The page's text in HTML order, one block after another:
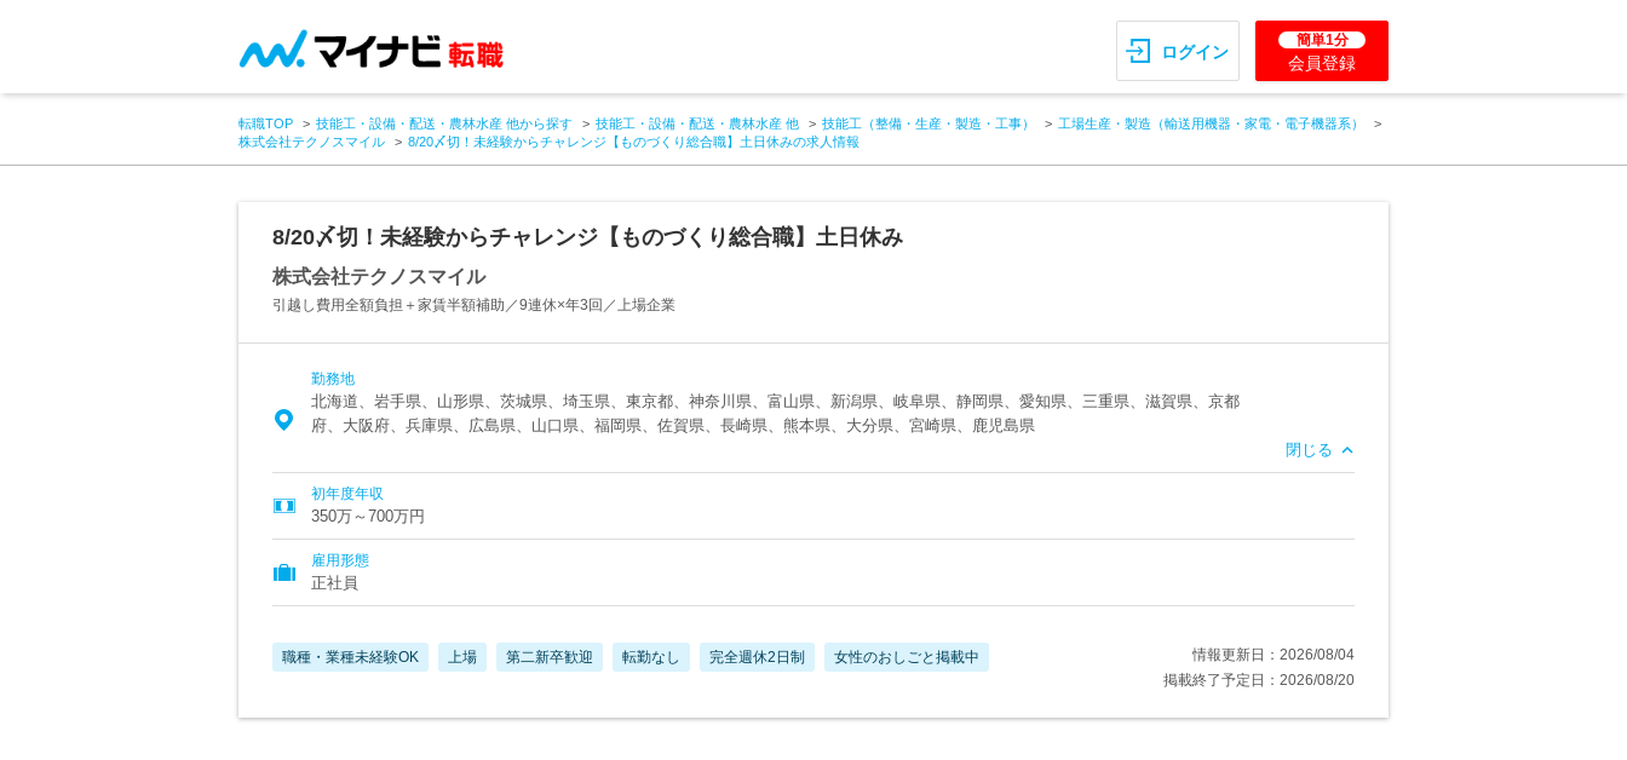
ログイン
簡単1分
会員登録
転職TOP 技能工・設備・配送・農林水産 他から探す 技能工・設備・配送・農林水産 他 技能工（整備・生産・製造・工事）
工場生産・製造（輸送用機器・家電・電子機器系）
株式会社テクノスマイル
8/20〆切！未経験からチャレンジ【ものづくり総合職】土日休みの求人情報
8/20〆切！未経験からチャレンジ【ものづくり総合職】土日休み
株式会社テクノスマイル
引越し費用全額負担＋家賃半額補助／9連休×年3回／上場企業
勤務地
北海道、岩手県、山形県、茨城県、埼玉県、東京都、神奈川県、富山県、新潟県、岐阜県、静岡県、愛知県、三重県、滋賀県、京都
府、大阪府、兵庫県、広島県、山口県、福岡県、佐賀県、長崎県、熊本県、大分県、宮崎県、鹿児島県
閉じる
初年度年収
350万～700万円
雇用形態
正社員
職種・業種未経験OK 上場 第二新卒歓迎 転勤なし 完全週休2日制 女性のおしごと掲載中
情報更新日：2026/08/04
掲載終了予定日：2026/08/20